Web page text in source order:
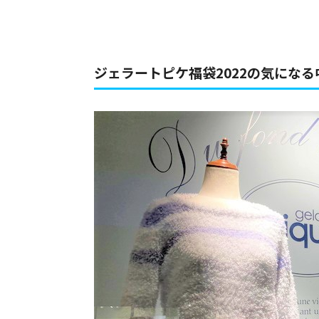
ジェラートピケ福袋2022の気にな